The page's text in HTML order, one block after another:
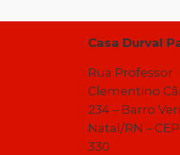
Casa Durval
Rua Professor
Clementino
234 – Barro
Natal/RN –
330